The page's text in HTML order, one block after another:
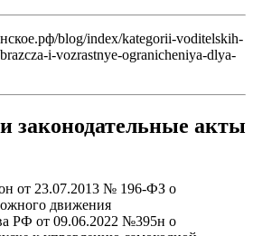
blog/index/kategorii-voditelskih-
i-vozrastnye-ogranicheniya-dlya-
законодательные акты
от 23.07.2013 № 196-ФЗ о
движения
РФ от 09.06.2022 №395н о